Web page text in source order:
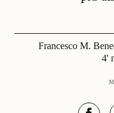
Francesco M.
4'